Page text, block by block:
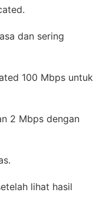
dan sering
100 Mbps untuk
2 Mbps dengan
lihat hasil